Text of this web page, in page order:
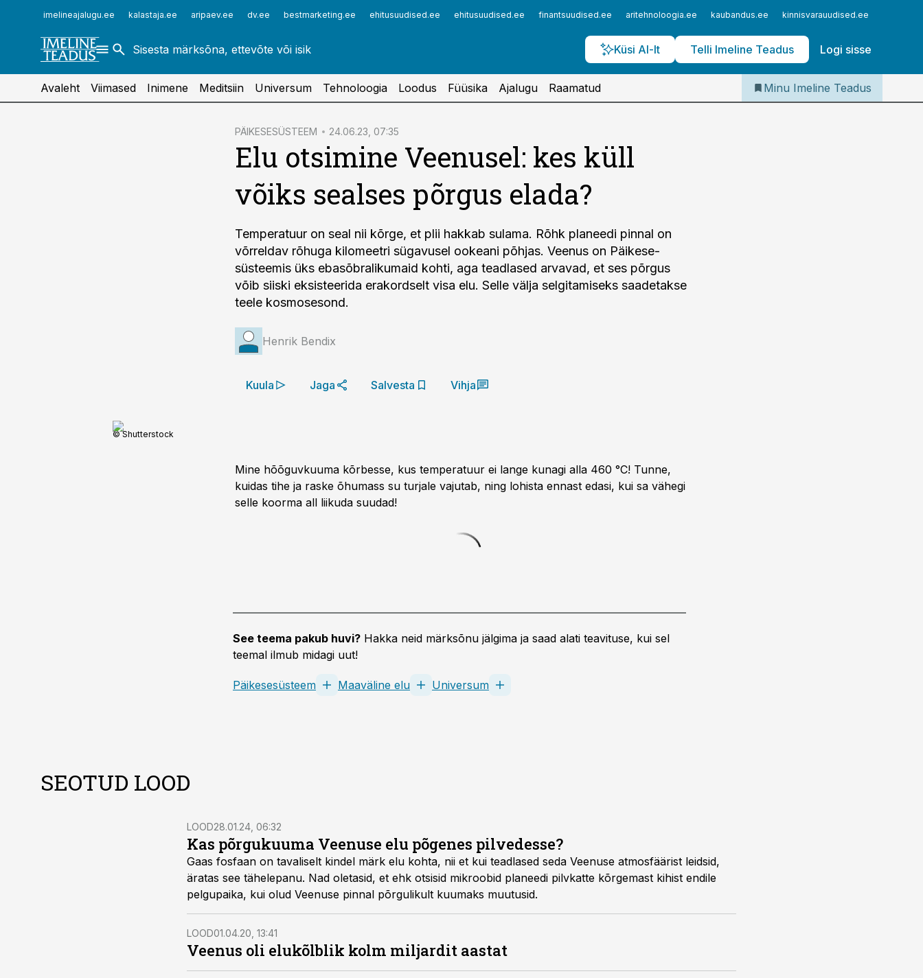
imelineajalugu.ee kalastaja.ee aripaev.ee dv.ee bestmarketing.ee ehitusuudised.ee ehitusuudised.ee finantsuudised.ee aritehnoloogia.ee kaubandus.ee kinnisvarauudised.ee
Küsi AI-lt Telli Imeline Teadus Logi sisse
finantsuudised.ee
aritehnoloogia.ee
toostusuudised.ee
Iseteenindus
Telli Imeline Teadus
Avaleht Viimased Inimene Meditsiin Universum Tehnoloogia Loodus Füüsika Ajalugu Raamatud Minu Imeline Teadus
PÄIKESESÜSTEEM 24.06.23, 07:35
Elu otsimine Veenusel: kes küll
võiks sealses põrgus elada?
Temperatuur on seal nii kõrge, et plii hakkab sulama. Rõhk planeedi pinnal on
võrreldav rõhuga kilomeetri sügavusel ookeani põhjas. Veenus on Päikese­
süsteemis üks ebasõbralikumaid kohti, aga teadlased arvavad, et ses põrgus
võib siiski eksisteerida erakordselt visa elu. Selle välja selgitamiseks saadetakse
teele kosmosesond.
Henrik Bendix
Kuula Jaga Salvesta Vihja
© Shutterstock
Mine hõõguvkuuma kõrbesse, kus temperatuur ei lange kunagi alla 460 °C! Tunne,
kuidas tihe ja raske õhumass su turjale vajutab, ning lohista ennast edasi, kui sa vähegi
selle koorma all liiku­da suudad!
See teema pakub huvi? Hakka neid märksõnu jälgima ja saad alati teavituse, kui sel
teemal ilmub midagi uut!
Päikesesüsteem Maaväline elu Universum
SEOTUD LOOD
LOOD28.01.24, 06:32
Kas põrgukuuma Veenuse elu põgenes pilvedesse?
Gaas fosfaan on tavaliselt kindel märk elu kohta, nii et kui teadlased seda Veenuse atmosfäärist leidsid,
äratas see tähelepanu. Nad oletasid, et ehk otsisid mikroobid planeedi pilvkatte kõrgemast kihist endile
pelgupaika, kui olud Veenuse pinnal põrgulikult kuumaks muutusid.
LOOD01.04.20, 13:41
Veenus oli elukõlblik kolm miljardit aastat